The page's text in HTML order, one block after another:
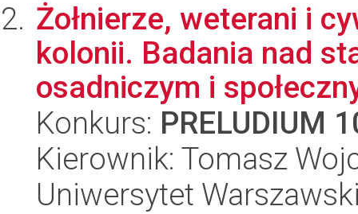
Żołnierze, weterani i
kolonii. Badania nad
osadniczym i
Konkurs: PRELUDIUM
Kierownik: Tomasz
Uniwersytet